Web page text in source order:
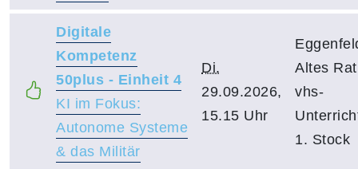
Digitale
Kompetenz
50plus - Einheit 4
KI im Fokus:
Autonome Systeme
& das Militär
Di.
29.09.2026,
15.15 Uhr
Altes
vhs-
1. Stock